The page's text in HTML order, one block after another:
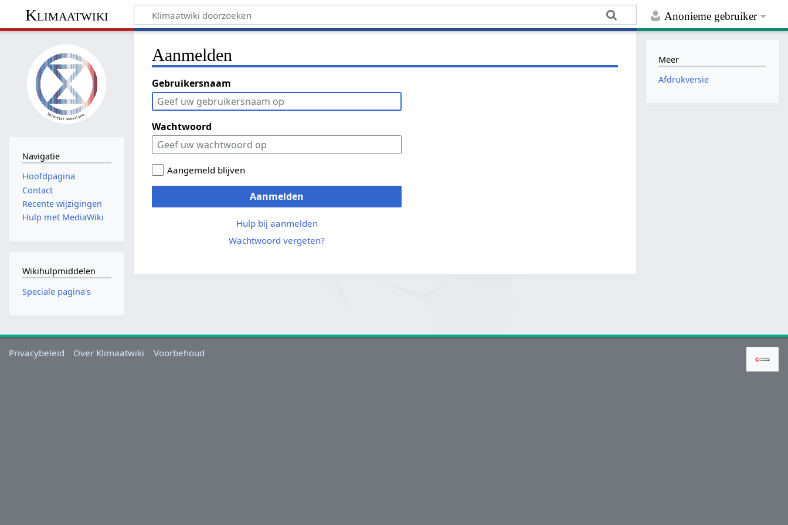
Anonieme gebruiker
Klimaatwiki
Aanmelden
Gebruikersnaam
Wachtwoord
Aangemeld blijven
Aanmelden
Hulp bij aanmelden
Wachtwoord vergeten?
Navigatie
Hoofdpagina
Contact
Recente wijzigingen
Hulp met MediaWiki
Wikihulpmiddelen
Speciale pagina's
Meer
Afdrukversie
Privacybeleid Over Klimaatwiki Voorbehoud